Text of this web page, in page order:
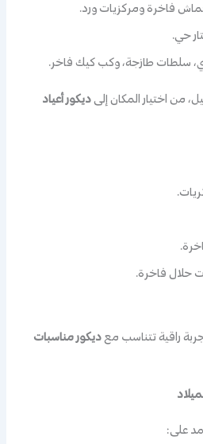
فاخرة ومركزيات ورد.
حي.
سلطات طازجة، وكب كيك فاخر.
من اختيار المكان إلىديكور أعياد
حلال فاخرة.
راقية تتناسب معديكور مناسبات
على: